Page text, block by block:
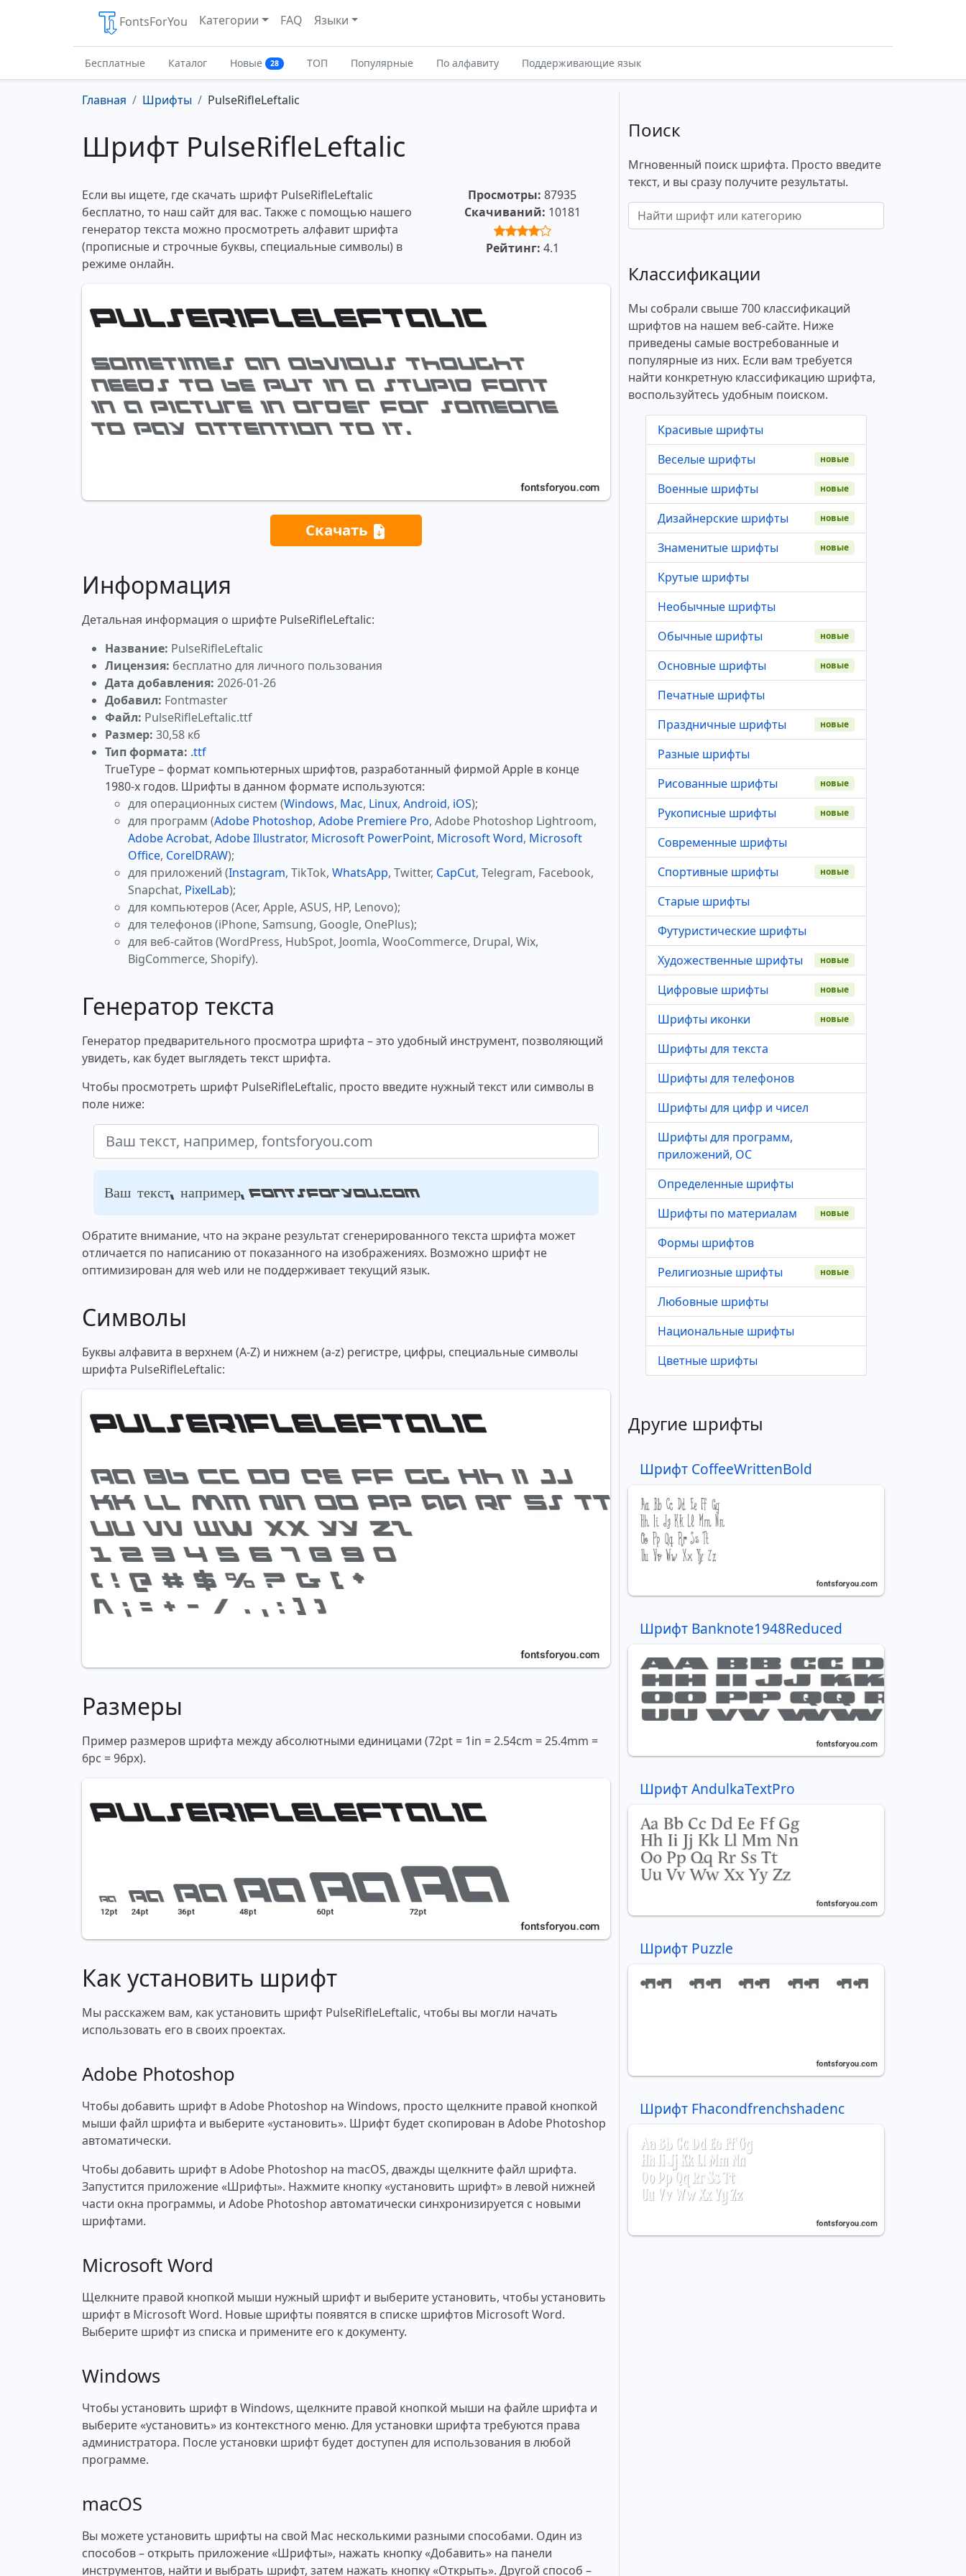
FontsForYou Категории FAQ Языки
Бесплатные Каталог Новые 28 ТОП Популярные По алфавиту Поддерживающие язык
Главная Шрифты PulseRifleLeftalic
Шрифт PulseRifleLeftalic
Если вы ищете, где скачать шрифт PulseRifleLeftalic
бесплатно, то наш сайт для вас. Также с помощью нашего
генератор текста можно просмотреть алфавит шрифта
(прописные и строчные буквы, специальные символы) в
режиме онлайн.
Просмотры: 87935
Скачиваний: 10181
Рейтинг: 4.1
Скачать
Информация
Детальная информация о шрифте PulseRifleLeftalic:
Название: PulseRifleLeftalic
Лицензия: бесплатно для личного пользования
Дата добавления: 2026-01-26
Добавил: Fontmaster
Файл: PulseRifleLeftalic.ttf
Размер: 30,58 кб
Тип формата: .ttf
TrueType – формат компьютерных шрифтов, разработанный фирмой Apple в конце
1980-х годов. Шрифты в данном формате используются:
для операционных систем (Windows, Mac, Linux, Android, iOS);
для программ (Adobe Photoshop, Adobe Premiere Pro, Adobe Photoshop Lightroom,
Adobe Acrobat, Adobe Illustrator, Microsoft PowerPoint, Microsoft Word, Microsoft
Office, CorelDRAW);
для приложений (Instagram, TikTok, WhatsApp, Twitter, CapCut, Telegram, Facebook,
Snapchat, PixelLab);
для компьютеров (Acer, Apple, ASUS, HP, Lenovo);
для телефонов (iPhone, Samsung, Google, OnePlus);
для веб-сайтов (WordPress, HubSpot, Joomla, WooCommerce, Drupal, Wix,
BigCommerce, Shopify).
Генератор текста
Генератор предварительного просмотра шрифта – это удобный инструмент, позволяющий
увидеть, как будет выглядеть текст шрифта.
Чтобы просмотреть шрифт PulseRifleLeftalic, просто введите нужный текст или символы в
поле ниже:
Ваш текст, например, fontsforyou.com
Обратите внимание, что на экране результат сгенерированного текста шрифта может
отличается по написанию от показанного на изображениях. Возможно шрифт не
оптимизирован для web или не поддерживает текущий язык.
Символы
Буквы алфавита в верхнем (A-Z) и нижнем (a-z) регистре, цифры, специальные символы
шрифта PulseRifleLeftalic:
Размеры
Пример размеров шрифта между абсолютными единицами (72pt = 1in = 2.54cm = 25.4mm =
6pc = 96px).
Как установить шрифт
Мы расскажем вам, как установить шрифт PulseRifleLeftalic, чтобы вы могли начать
использовать его в своих проектах.
Adobe Photoshop
Чтобы добавить шрифт в Adobe Photoshop на Windows, просто щелкните правой кнопкой
мыши файл шрифта и выберите «установить». Шрифт будет скопирован в Adobe Photoshop
автоматически.
Чтобы добавить шрифт в Adobe Photoshop на macOS, дважды щелкните файл шрифта.
Запустится приложение «Шрифты». Нажмите кнопку «установить шрифт» в левой нижней
части окна программы, и Adobe Photoshop автоматически синхронизируется с новыми
шрифтами.
Microsoft Word
Щелкните правой кнопкой мыши нужный шрифт и выберите установить, чтобы установить
шрифт в Microsoft Word. Новые шрифты появятся в списке шрифтов Microsoft Word.
Выберите шрифт из списка и примените его к документу.
Windows
Чтобы установить шрифт в Windows, щелкните правой кнопкой мыши на файле шрифта и
выберите «установить» из контекстного меню. Для установки шрифта требуются права
администратора. После установки шрифт будет доступен для использования в любой
программе.
macOS
Вы можете установить шрифты на свой Mac несколькими разными способами. Один из
способов – открыть приложение «Шрифты», нажать кнопку «Добавить» на панели
инструментов, найти и выбрать шрифт, затем нажать кнопку «Открыть». Другой способ –
Поиск
Мгновенный поиск шрифта. Просто введите
текст, и вы сразу получите результаты.
Классификации
Мы собрали свыше 700 классификаций
шрифтов на нашем веб-сайте. Ниже
приведены самые востребованные и
популярные из них. Если вам требуется
найти конкретную классификацию шрифта,
воспользуйтесь удобным поиском.
Красивые шрифты
Веселые шрифты
новые
Военные шрифты новые
Дизайнерские шрифты новые
Знаменитые шрифты новые
Крутые шрифты
Необычные шрифты
Обычные шрифты
новые
Основные шрифты новые
Печатные шрифты
Праздничные шрифты
новые
Разные шрифты
Рисованные шрифты
новые
Рукописные шрифты новые
Современные шрифты
Спортивные шрифты
новые
Старые шрифты
Футуристические шрифты
Художественные шрифты
новые
Цифровые шрифты новые
Шрифты иконки новые
Шрифты для текста
Шрифты для телефонов
Шрифты для цифр и чисел
Шрифты для программ,
приложений, ОС
Определенные шрифты
Шрифты по материалам
новые
Формы шрифтов
Религиозные шрифты
новые
Любовные шрифты
Национальные шрифты
Цветные шрифты
Другие шрифты
Шрифт CoffeeWrittenBold
Шрифт Banknote1948Reduced
Шрифт AndulkaTextPro
Шрифт Puzzle
Шрифт Fhacondfrenchshadenc